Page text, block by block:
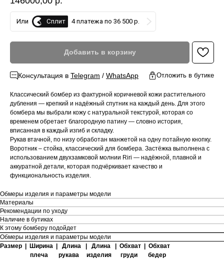
Или Сплит 4 платежа по 36 500 р.
Добавить в корзину
Консультация в Telegram / WhatsApp Отложить в бутике
Классический бомбер из фактурной коричневой кожи растительного
дубления — крепкий и надёжный спутник на каждый день. Для этого
бомбера мы выбрали кожу с натуральной текстурой, которая со
временем обретает благородную патину — словно история,
вписанная в каждый изгиб и складку.
Рукав втачной, по низу обработан манжетой на одну потайную кнопку.
Воротник – стойка, классический для бомбера. Застёжка выполнена с
использованием двухзамковой молнии Riri — надёжной, плавной и
аккуратной детали, которая подчёркивает качество и
функциональность изделия.
Обмеры изделия и параметры модели
Материалы
Рекомендации по уходу
Наличие в бутиках
К этому бомберу подойдет
Обмеры изделия и параметры модели
Размер | Ширина | Длина | Длина | Обхват | Обхват
плеча рукава изделия груди бедер